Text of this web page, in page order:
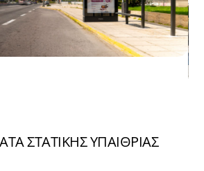
ΣΤΑΤΙΚΉΣ ΥΠΑΊΘΡΙΑΣ